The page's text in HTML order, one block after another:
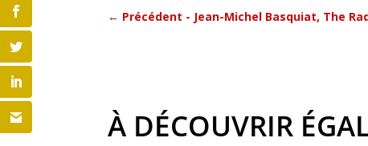
← Précédent - Jean-Michel Basquiat, The
À DÉCOUVRIR